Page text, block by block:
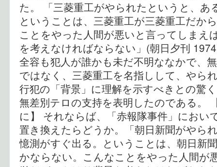
た。 「三菱重工がやられたというと、あ
ということは、三菱重工が三菱重工だか
ことをやった人間が悪いと言ってしまえ
を考えなければならない」(朝日夕刊
全容も犯人が誰かも未だ不明ななかで、
ではなく、三菱重工を名指しして、やら
行犯の「背景」に理解を示すべきとの驚
無差別テロの支持を表明したのである。
に】 それならば、「赤報隊事件」におい
置き換えたらどうか。「朝日新聞がやら
憶測がすぐ出る。ということは、朝日新
かならない。こんなことをやった人間が